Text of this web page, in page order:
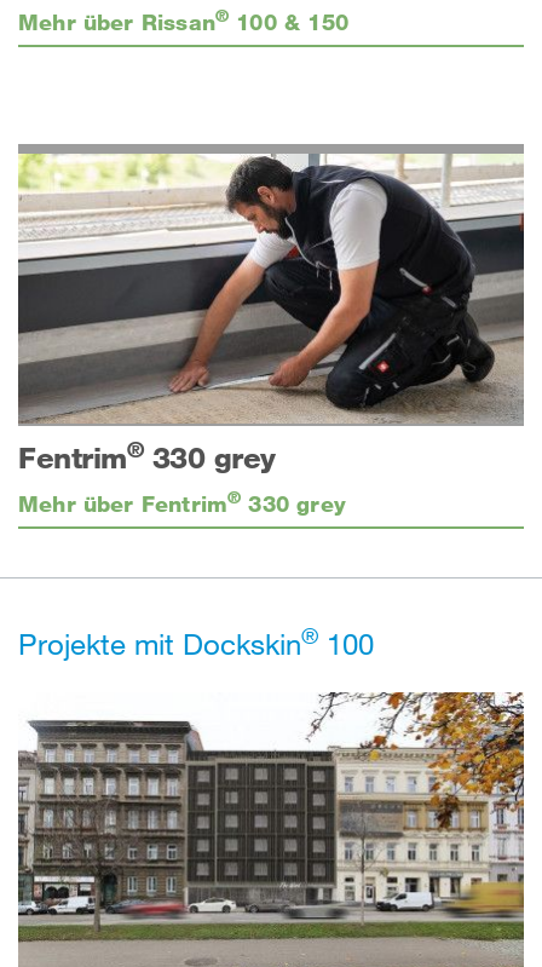
Mehr über Rissan® 100 & 150
Fentrim®330 grey
Mehr über Fentrim® 330 grey
Projekte mit Dockskin® 100